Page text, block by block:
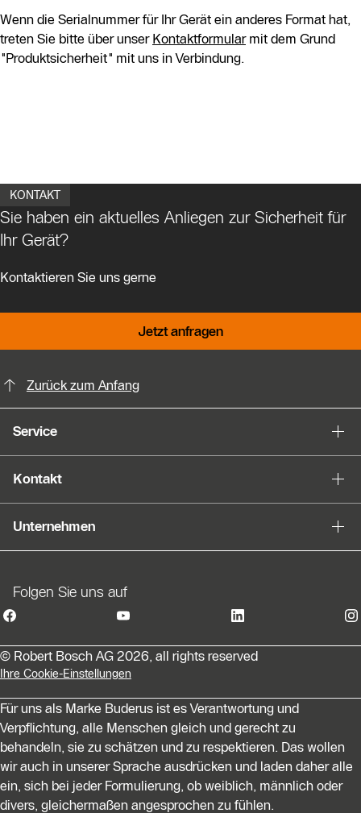
Wenn die Serialnummer für Ihr Gerät ein anderes Format hat,
treten Sie bitte über unser Kontaktformularmit dem Grund
"Produktsicherheit" mit uns in Verbindung.
KONTAKT
Sie haben ein aktuelles Anliegen zur Sicherheit für
Ihr Gerät?
Kontaktieren Sie uns gerne
Jetzt anfragen
Zurück zum Anfang
Service
Kontakt
Unternehmen
Folgen Sie uns auf
© Robert Bosch AG 2026, all rights reserved
Ihre Cookie-Einstellungen
Für uns als Marke Buderus ist es Verantwortung und
Verpflichtung, alle Menschen gleich und gerecht zu
behandeln, sie zu schätzen und zu respektieren. Das wollen
wir auch in unserer Sprache ausdrücken und laden daher alle
ein, sich bei jeder Formulierung, ob weiblich, männlich oder
divers, gleichermaßen angesprochen zu fühlen.